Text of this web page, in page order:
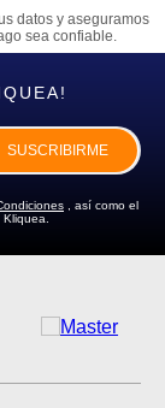
datos y aseguramos
sea confiable.
SUSCRIBIRME
, así como el